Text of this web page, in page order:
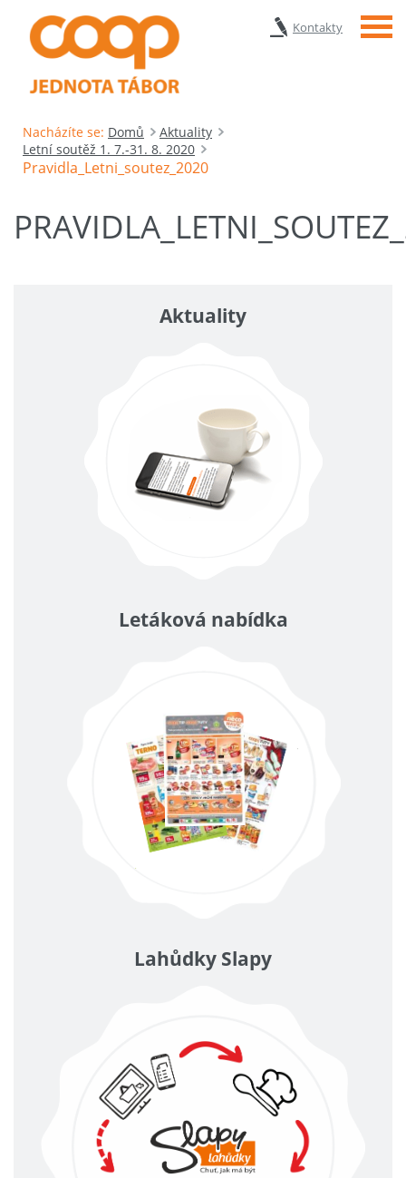
Kontakty Menu
Nacházíte se: Domů
Aktuality
Letní soutěž 1. 7.-31. 8. 2020
Pravidla_Letni_soutez_2020
Aktuality
Letáková nabídka
Lahůdky Slapy